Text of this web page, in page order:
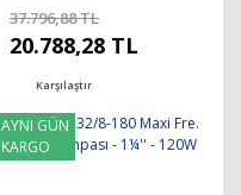
37.796,88 TL
20.788,28 TL
Karşılaştır
AYNI GÜN
KARGO